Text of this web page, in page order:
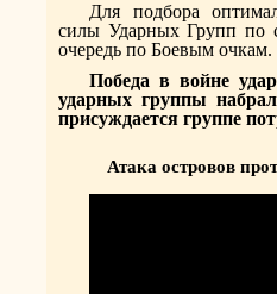
Для подбора
силы Ударных Групп по
очередь по Боевым очкам.
Победа в войне
ударных группы
присуждается группе
Атака островов